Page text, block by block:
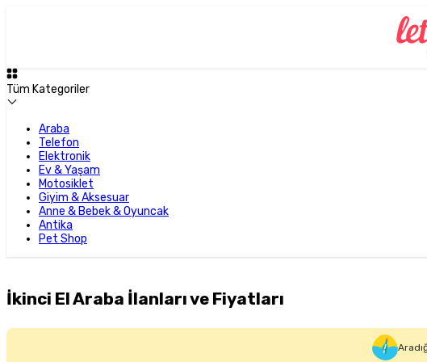
Tüm Kategoriler
Araba
Telefon
Elektronik
Ev & Yaşam
Motosiklet
Giyim & Aksesuar
Anne & Bebek & Oyuncak
Antika
Pet Shop
İkinci El Araba İlanları ve Fiyatları